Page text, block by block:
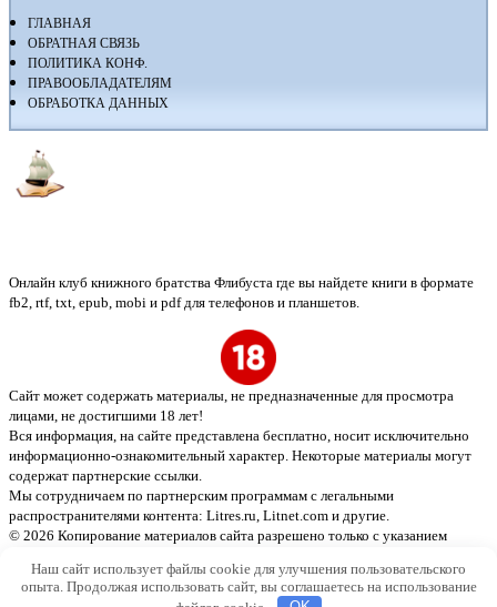
ГЛАВНАЯ
ОБРАТНАЯ СВЯЗЬ
ПОЛИТИКА КОНФ.
ПРАВООБЛАДАТЕЛЯМ
ОБРАБОТКА ДАННЫХ
Онлайн клуб книжного братства Флибуста где вы найдете книги в формате
fb2, rtf, txt, epub, mobi и pdf для телефонов и планшетов.
Сайт может содержать материалы, не предназначенные для просмотра
лицами, не достигшими 18 лет!
Вся информация, на сайте представлена бесплатно, носит исключительно
информационно-ознакомительный характер. Некоторые материалы могут
содержат партнерские ссылки.
Мы сотрудничаем по партнерским программам с легальными
распространителями контента: Litres.ru, Litnet.com и другие.
© 2026 Копирование материалов сайта разрешено только с указанием
Наш сайт использует файлы cookie для улучшения пользовательского
опыта. Продолжая использовать сайт, вы соглашаетесь на использование